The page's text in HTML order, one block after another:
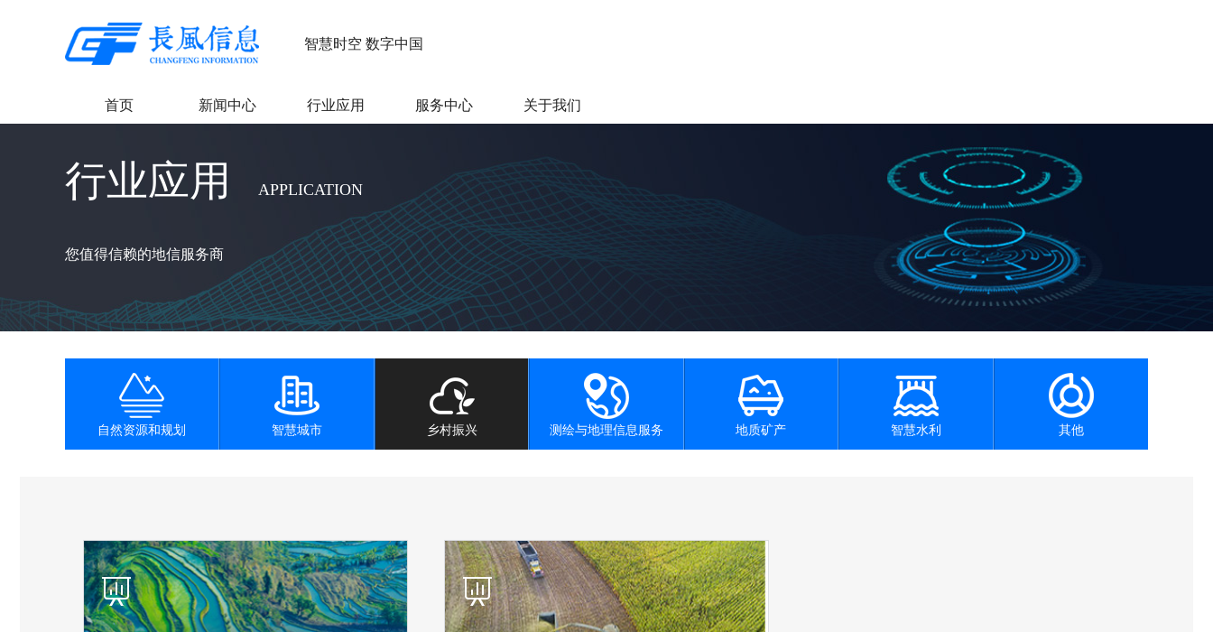
智慧时空 数字中国
首页 新闻中心 行业应用 服务中心 关于我们
行业应用 APPLICATION
您值得信赖的地信服务商
自然资源和规划 智慧城市 乡村振兴 测绘与地理信息服务 地质矿产 智慧水利 其他